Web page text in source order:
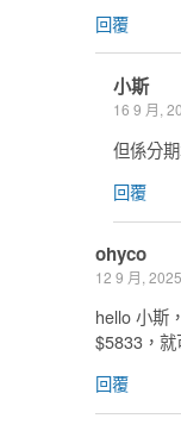
回覆
小斯
16 9 月,
但係分
回覆
ohyco
12 9 月, 2025
hello 小斯
$5833，
回覆